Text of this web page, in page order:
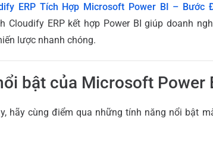
ERP Tích Hợp Microsoft Power BI – Bước
Cloudify ERP kết hợp Power BI giúp doanh
lược nhanh chóng.
bật của Microsoft Power
hãy cùng điểm qua những tính năng nổi bật